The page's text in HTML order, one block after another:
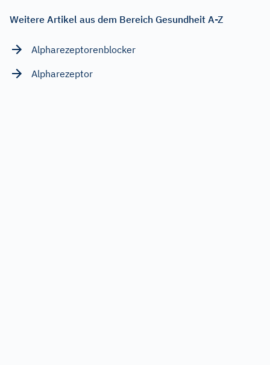
Weitere Artikel aus dem Bereich Gesundheit A-Z
Alpharezeptorenblocker
Alpharezeptor